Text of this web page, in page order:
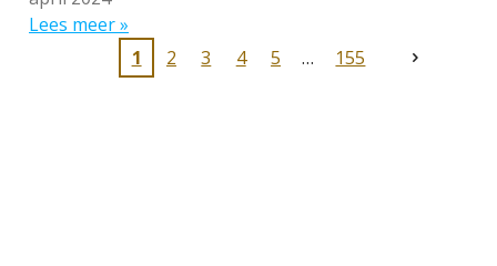
Lees meer »
1
2 3 4 5 155